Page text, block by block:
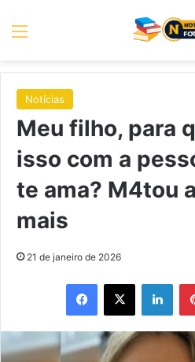
Menu
Notícias
Meu filho, para
isso com a
te ama? M4tou
mais
21 de janeiro de 2026
Facebook
X